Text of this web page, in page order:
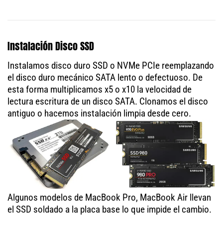
Instalación Disco SSD
Instalamos disco duro SSD o NVMe PCIe reemplazando
el disco duro mecánico SATA lento o defectuoso. De
esta forma multiplicamos x5 o x10 la velocidad de
lectura escritura de un disco SATA. Clonamos el disco
antiguo o hacemos instalación limpia desde cero.
Algunos modelos de MacBook Pro, MacBook Air llevan
el SSD soldado a la placa base lo que impide el cambio.